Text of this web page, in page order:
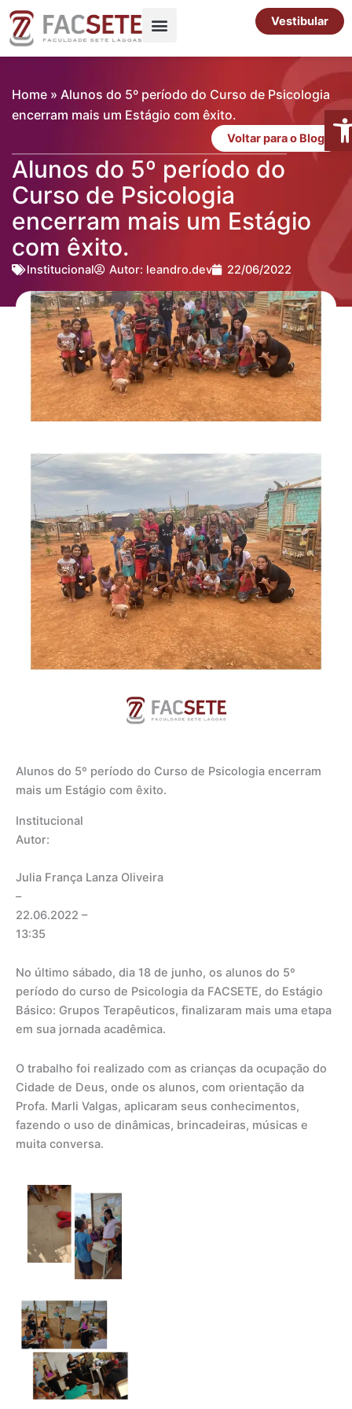
para
Vestibular
Home » Alunos do 5º período do Curso de Psicologia
encerram mais um Estágio com êxito.
Voltar para o Blog
Alunos do 5º período do
Curso de Psicologia
encerram mais um Estágio
com êxito.
Institucional Autor: leandro.dev 22/06/2022
Alunos do 5º período do Curso de Psicologia encerram
mais um Estágio com êxito.
Institucional
Autor:
Julia França Lanza Oliveira
–
22.06.2022 –
13:35
No último sábado, dia 18 de junho, os alunos do 5º
período do curso de Psicologia da FACSETE, do Estágio
Básico: Grupos Terapêuticos, finalizaram mais uma etapa
em sua jornada acadêmica.
O trabalho foi realizado com as crianças da ocupação do
Cidade de Deus, onde os alunos, com orientação da
Profa. Marli Valgas, aplicaram seus conhecimentos,
fazendo o uso de dinâmicas, brincadeiras, músicas e
muita conversa.